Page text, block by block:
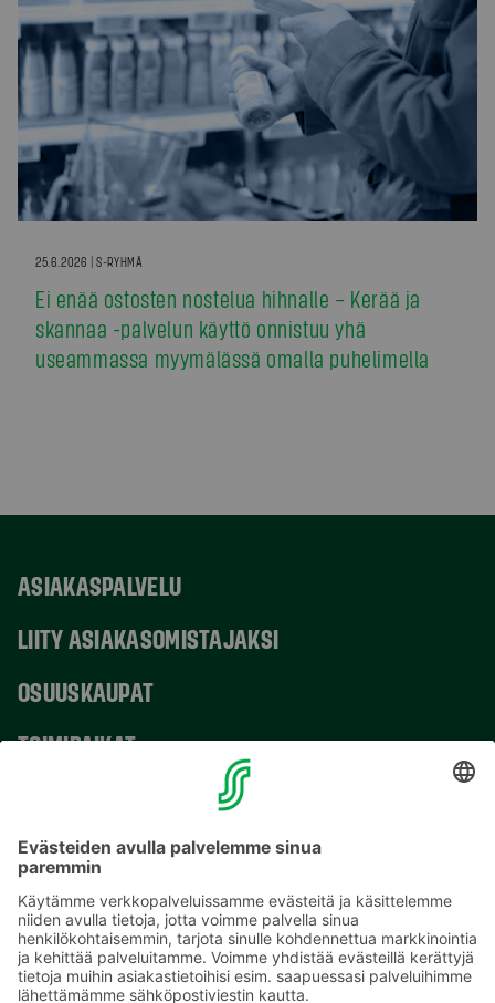
25.6.2026 | S-RYHMÄ
Ei enää ostosten nostelua hihnalle – Kerää ja
skannaa -palvelun käyttö onnistuu yhä
useammassa myymälässä omalla puhelimella
ASIAKASPALVELU
LIITY ASIAKASOMISTAJAKSI
OSUUSKAUPAT
TOIMIPAIKAT
Sähköpostiosoitteet S-ryhmässä ovat muotoa